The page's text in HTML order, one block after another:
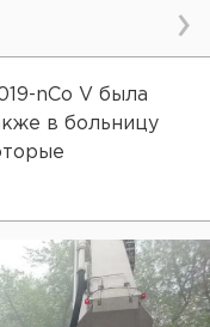
nCo V была
в больницу